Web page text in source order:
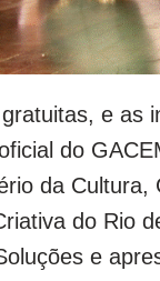
e as
do
da
do Rio
e